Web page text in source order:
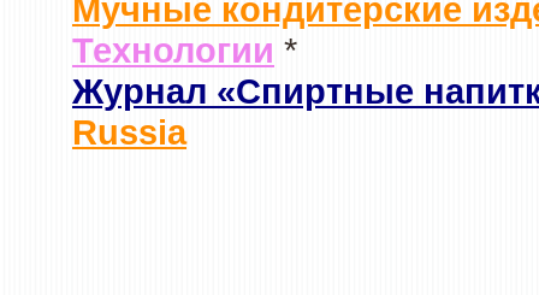
Мучные кондитерские
Технологии *
Журнал «Спиртные
Russia